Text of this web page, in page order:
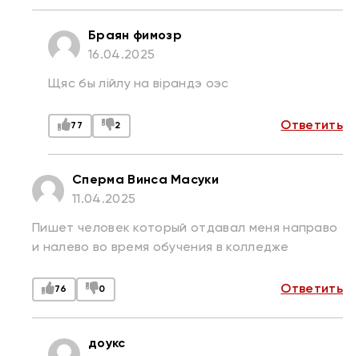
Браян фимозр
16.04.2025
Щяс бы лiйлу на вiрандэ оэс
77 2 Ответить
Сперма Винса Масуки
11.04.2025
Пишет человек который отдавал меня направо
и налево во время обучения в колледже
76 0 Ответить
доукс